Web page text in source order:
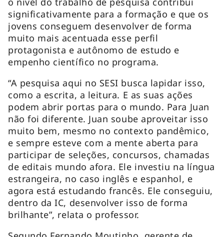
significativamente para a formação e que os
jovens conseguem desenvolver de forma
muito mais acentuada esse perfil
protagonista e autônomo de estudo e
empenho científico no programa.
“A pesquisa aqui no SESI busca lapidar isso,
como a escrita, a leitura. E as suas ações
podem abrir portas para o mundo. Para Juan
não foi diferente. Juan soube aproveitar isso
muito bem, mesmo no contexto pandêmico,
e sempre esteve com a mente aberta para
participar de seleções, concursos, chamadas
de editais mundo afora. Ele investiu na língua
estrangeira, no caso inglês e espanhol, e
agora está estudando francês. Ele conseguiu,
dentro da IC, desenvolver isso de forma
brilhante”, relata o professor.